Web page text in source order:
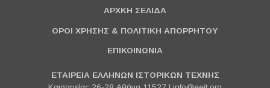
ΑΡΧΚΗ ΣΕΛΙΔΑ
ΟΡΟΙ ΧΡΗΣΗΣ & ΠΟΛΙΤΙΚΗ ΑΠΟΡΡΗΤΟΥ
ΕΠΙΚΟΙΝΩΝΙΑ
ΕΤΑΙΡΕΙΑ ΕΛΛΗΝΩΝ ΙΣΤΟΡΙΚΩΝ ΤΕΧΝΗΣ